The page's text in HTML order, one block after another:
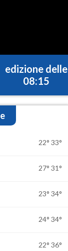
edizione delle
08:15
22° 33°
27° 31°
23° 34°
24° 34°
22° 36°